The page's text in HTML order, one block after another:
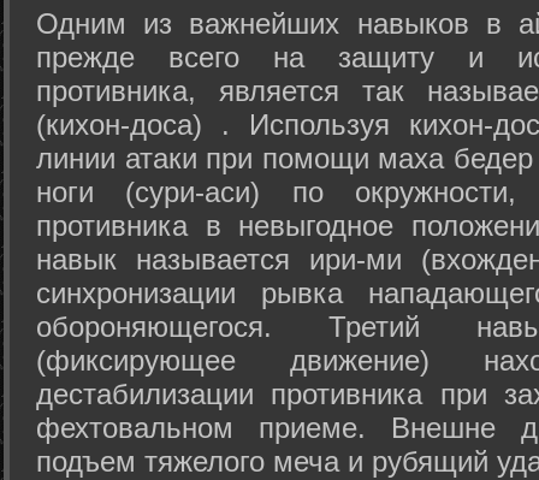
Одним из важнейших навыков в
прежде всего на защиту и
противника, является так
(кихон-доса) . Используя кихон-
линии атаки при помощи маха
ноги (сури-аси) по
противника в невыгодное
навык называется ири-ми
синхронизации рывка
обороняющегося. Третий
(фиксирующее движение)
дестабилизации противника при
фехтовальном приеме. Внешне
подъем тяжелого меча и рубящий